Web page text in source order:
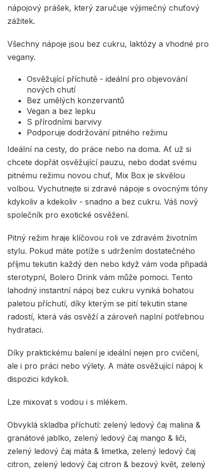
nápojový prášek, který zaručuje výjimečný chuťový
zážitek.
Všechny nápoje jsou bez cukru, laktózy a vhodné pro
vegany.
Osvěžující příchutě - ideální pro objevování
nových chutí
Bez umělých konzervantů
Vegan a bez lepku
S přírodními barvivy
Podporuje dodržování pitného režimu
Ideální na cesty, do práce nebo na doma. Ať už si
chcete dopřát osvěžující pauzu, nebo dodat svému
pitnému režimu novou chuť, Mix Box je skvělou
volbou. Vychutnejte si zdravé nápoje s ovocnými tóny
kdykoliv a kdekoliv - snadno a bez cukru. Váš nový
společník pro exotické osvěžení.
Pitný režim hraje klíčovou roli ve zdravém životním
stylu. Pokud máte potíže s udržením dostatečného
příjmu tekutin každý den nebo když vám voda připadá
sterotypní, Bolero Drink vám může pomoci. Tento
lahodný instantní nápoj bez cukru vyniká bohatou
paletou příchutí, díky kterým se pití tekutin stane
radostí, která vás osvěží a zároveň naplní potřebnou
hydrataci.
Díky praktickému balení je ideální nejen pro cvičení,
ale i pro práci nebo výlety. A máte osvěžující nápoj k
dispozici kdykoli.
Lze mixovat s vodou i s mlékem.
Obvyklá skladba příchutí: zelený ledový čaj malina &
granátové jablko, zelený ledový čaj mango & liči,
zelený ledový čaj máta & limetka, zelený ledový čaj
citron, zelený ledový čaj citron & bezový květ, zelený